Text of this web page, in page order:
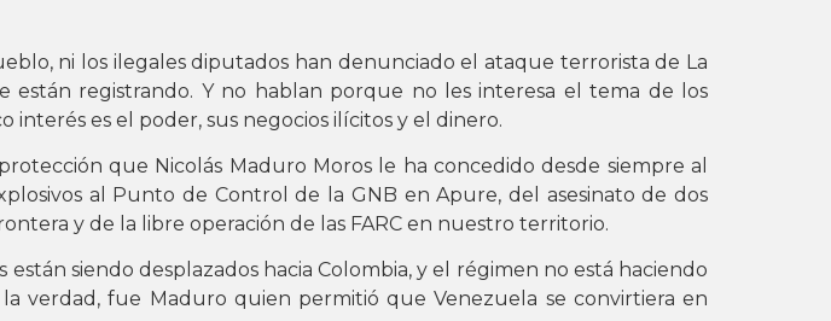
ni los ilegales diputados han denunciado el ataque terrorista de La
están registrando. Y no hablan porque no les interesa el tema de los
interés es el poder, sus negocios ilícitos y el dinero.
que Nicolás Maduro Moros le ha concedido desde siempre al
al Punto de Control de la GNB en Apure, del asesinato de dos
y de la libre operación de las FARC en nuestro territorio.
siendo desplazados hacia Colombia, y el régimen no está haciendo
verdad, fue Maduro quien permitió que Venezuela se convirtiera en